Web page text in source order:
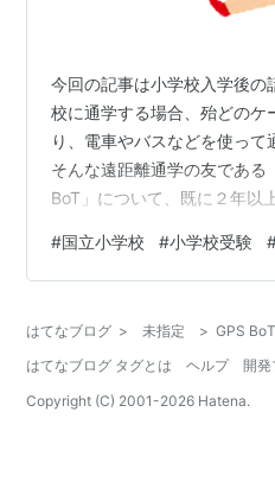
今回の記事は小学校入学後の
校に通学する場合、殆どのケ
り、電車やバスなどを使って
そんな遠距離通学の友である
BoT」について、既に２年以
#国立小学校 #小学校受験
はてなブログ > 未指定 > GPS BoT
はてなブログ タグとは
ヘルプ 開発
Copyright (C) 2001-2026 Hatena.